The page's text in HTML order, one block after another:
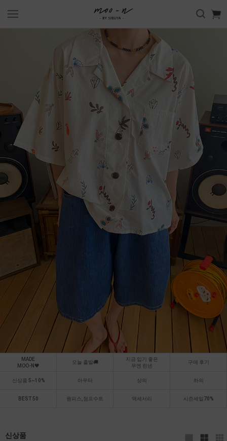
MADE
MOO-N🖤
오늘 출발🚚
지금 입기 좋은
무엔 린넨
구매 후기
신상품 5~10% 아우터 상의 하의
BEST 50 원피스,점프수트 액세서리 시즌세일70%
신상품